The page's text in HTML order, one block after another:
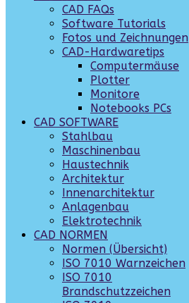
CAD FAQs
Software Tutorials
Fotos und Zeichnungen
CAD-Hardwaretips
Computermäuse
Plotter
Monitore
Notebooks PCs
CAD SOFTWARE
Stahlbau
Maschinenbau
Haustechnik
Architektur
Innenarchitektur
Anlagenbau
Elektrotechnik
CAD NORMEN
Normen (Übersicht)
ISO 7010 Warnzeichen
ISO 7010
Brandschutzzeichen